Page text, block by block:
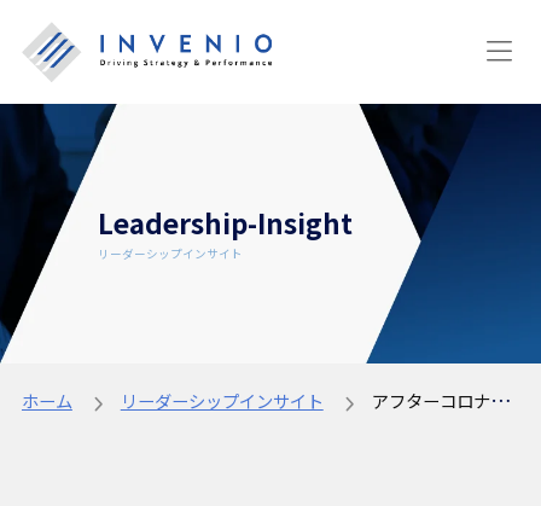
Leadership-Insight
リーダーシップインサイト
ホーム リーダーシップインサイト アフターコロナの働き方（４）～まだ道半ばの働き方改革とリーダーシップ開発｜アジア地域大規模調査結果を読み解く